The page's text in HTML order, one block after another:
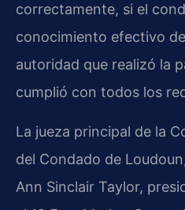
correctamente, si el
conocimiento efectivo
autoridad que realizó la
cumplió con todos los
La jueza principal de la
del Condado de
Ann Sinclair Taylor,